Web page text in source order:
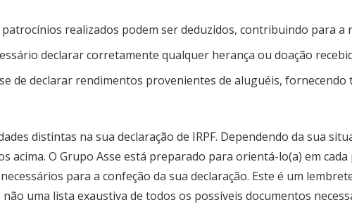
patrocínios realizados podem ser deduzidos, contribuindo para a
declarar corretamente qualquer herança ou doação
de declarar rendimentos provenientes de aluguéis, fornecendo
distintas na sua declaração de IRPF. Dependendo da sua
acima. O Grupo Asse está preparado para orientá-lo(a) em
para a confeção da sua declaração. Este é um
uma lista exaustiva de todos os possíveis documentos